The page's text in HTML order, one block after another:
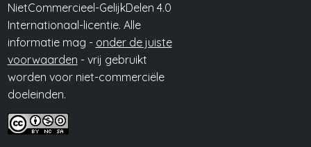
NietCommercieel-GelijkDelen 4.0
Internationaal-licentie. Alle
informatie mag - onder de juiste
voorwaarden - vrij gebruikt
worden voor niet-commerciële
doeleinden.